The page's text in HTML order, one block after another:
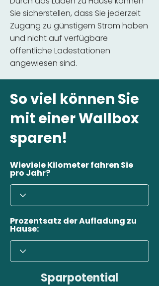
Sie sicherstellen, dass Sie jederzeit
Zugang zu günstigem Strom haben
und nicht auf verfügbare
öffentliche Ladestationen
angewiesen sind.
So viel können Sie
mit einer Wallbox
sparen!
Wieviele Kilometer fahren Sie
pro Jahr?
Prozentsatz der Aufladung zu
Hause:
Sparpotential